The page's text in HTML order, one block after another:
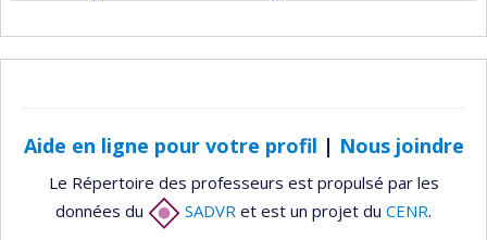
Aide en ligne pour votre profil | Nous joindre
Le Répertoire des professeurs est propulsé par les
données du
SADVR et est un projet du CENR.